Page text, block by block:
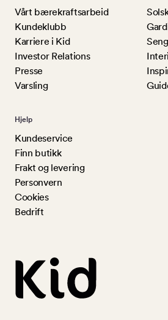
Vårt bærekraftsarbeid
Kundeklubb
Karriere i Kid
Investor Relations
Presse
Varsling
Hjelp
Kundeservice
Finn butikk
Frakt og levering
Personvern
Cookies
Bedrift